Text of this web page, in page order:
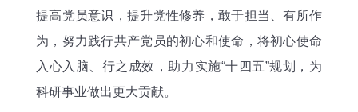
提高党员意识，提升党性修养，敢于担当、有所作
为，努力践行共产党员的初心和使命，将初心使命
入心入脑、行之成效，助力实施“十四五”规划，为
科研事业做出更大贡献。